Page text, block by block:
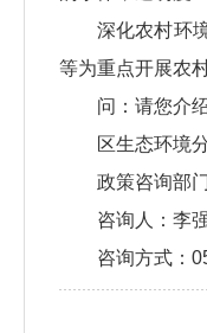
深化农村环
等为重点开展农
问：请您介
区生态环境
政策咨询部
咨询人：李
咨询方式：